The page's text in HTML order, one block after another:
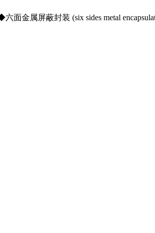
面金属屏蔽封装 (six sides metal